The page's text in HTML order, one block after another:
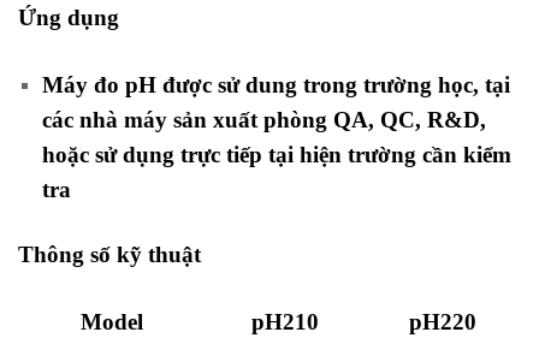
Ứng dụng
Máy đo pH được sử dung trong trường học, tại
các nhà máy sản xuất phòng QA, QC, R&D,
hoặc sử dụng trực tiếp tại hiện trường cần kiểm
tra
Thông số kỹ thuật
Model pH210 pH220